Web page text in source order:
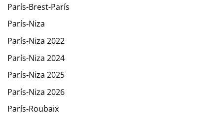
París-Brest-París
París-Niza
París-Niza 2022
París-Niza 2024
París-Niza 2025
París-Niza 2026
París-Roubaix